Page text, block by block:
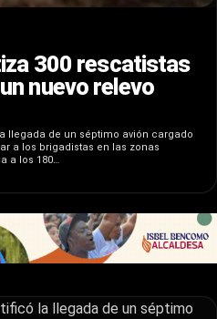
300 rescatistas
nuevo relevo
llegada de un séptimo avión cargado
a los brigadistas en las zonas
a los 180…
la llegada de un séptimo